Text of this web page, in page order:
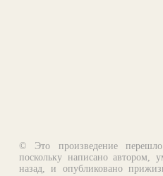
© Это произведение перешло
поскольку написано автором,
назад, и опубликовано